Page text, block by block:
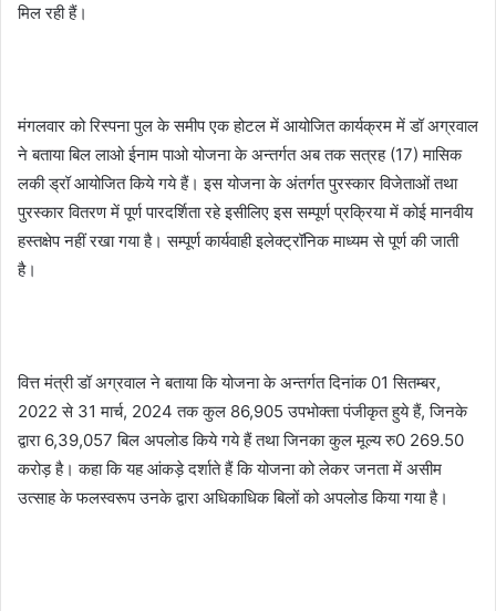
मिल रही हैं।
मंगलवार को रिस्पना पुल के समीप एक होटल में आयोजित कार्यक्रम में डॉ अग्रवाल
ने बताया बिल लाओ ईनाम पाओ योजना के अन्तर्गत अब तक सत्रह (17) मासिक
लकी ड्रॉ आयोजित किये गये हैं। इस योजना के अंतर्गत पुरस्कार विजेताओं तथा
पुरस्कार वितरण में पूर्ण पारदर्शिता रहे इसीलिए इस सम्पूर्ण प्रक्रिया में कोई मानवीय
हस्तक्षेप नहीं रखा गया है। सम्पूर्ण कार्यवाही इलेक्ट्रॉनिक माध्यम से पूर्ण की जाती
है।
वित्त मंत्री डॉ अग्रवाल ने बताया कि योजना के अन्तर्गत दिनांक 01 सितम्बर,
2022 से 31 मार्च, 2024 तक कुल 86,905 उपभोक्ता पंजीकृत हुये हैं, जिनके
द्वारा 6,39,057 बिल अपलोड किये गये हैं तथा जिनका कुल मूल्य रु0 269.50
करोड़ है। कहा कि यह आंकड़े दर्शाते हैं कि योजना को लेकर जनता में असीम
उत्साह के फलस्वरूप उनके द्वारा अधिकाधिक बिलों को अपलोड किया गया है।